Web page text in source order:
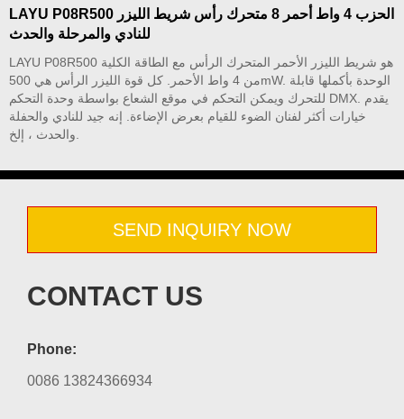
LAYU P08R500 الحزب 4 واط أحمر 8 متحرك رأس شريط الليزر
للنادي والمرحلة والحدث
LAYU P08R500 هو شريط الليزر الأحمر المتحرك الرأس مع الطاقة الكلية
من 4 واط الأحمر. كل قوة الليزر الرأس هي 500mW. الوحدة بأكملها قابلة
للتحرك ويمكن التحكم في موقع الشعاع بواسطة وحدة التحكم DMX. يقدم
خيارات أكثر لفنان الضوء للقيام بعرض الإضاءة. إنه جيد للنادي والحفلة
SEND INQUIRY NOW
CONTACT US
Phone:
0086 13824366934